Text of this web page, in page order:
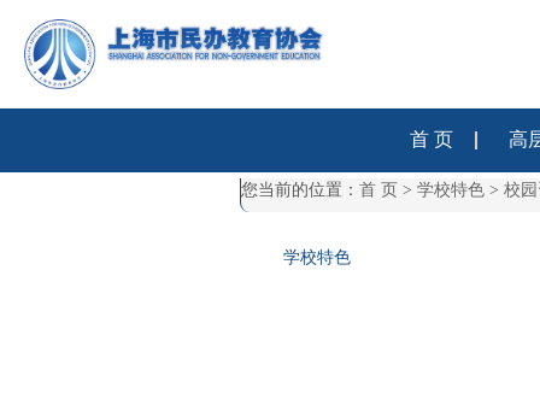
首 页 高
您当前的位置： 首 页 > 学校特色 > 校
学校特色